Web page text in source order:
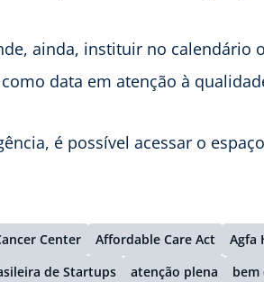
ainda, instituir no
data em atenção à
é possível acessar o espaço
Center Affordable Care Act Agfa
de Startups
atenção plena bem